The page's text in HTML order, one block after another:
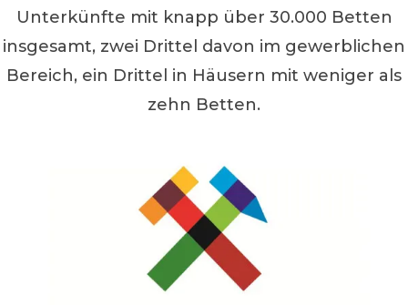
Unterkünfte mit knapp über 30.000 Betten
insgesamt, zwei Drittel davon im gewerblichen
Bereich, ein Drittel in Häusern mit weniger als
zehn Betten.